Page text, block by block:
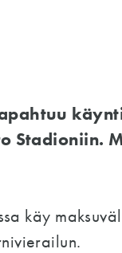
Stadioniin.
käy